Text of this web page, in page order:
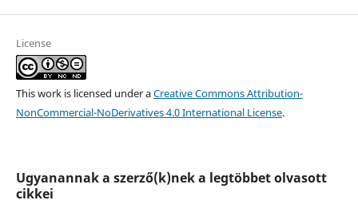
License
This work is licensed under aCreative Commons Attribution-
NonCommercial-NoDerivatives 4.0 International License.
Ugyanannak a szerző(k)nek a legtöbbet olvasott
cikkei